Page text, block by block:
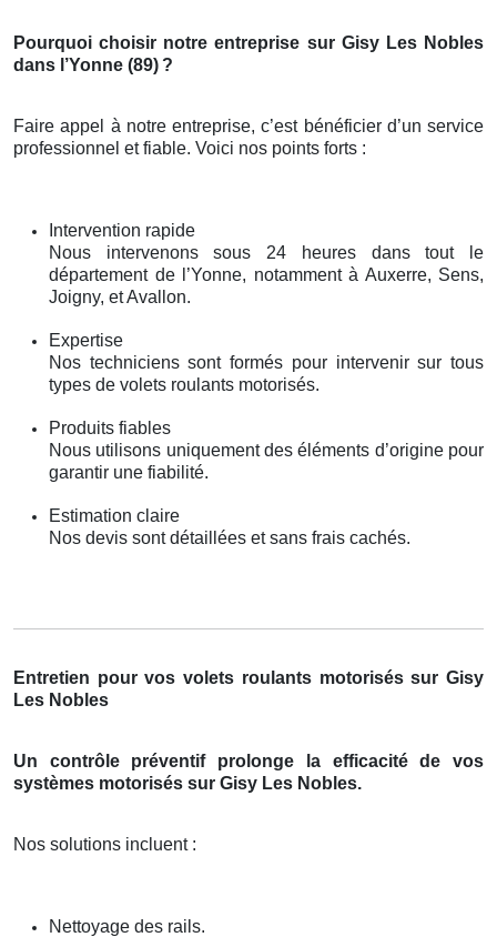
Pourquoi choisir notre entreprise sur Gisy Les Nobles
dans l’Yonne (89) ?
Faire appel à notre entreprise, c’est bénéficier d’un service
professionnel et fiable. Voici nos points forts :
Intervention rapide
Nous intervenons sous 24 heures dans tout le
département de l’Yonne, notamment à Auxerre, Sens,
Joigny, et Avallon.
Expertise
Nos techniciens sont formés pour intervenir sur tous
types de volets roulants motorisés.
Produits fiables
Nous utilisons uniquement des éléments d’origine pour
garantir une fiabilité.
Estimation claire
Nos devis sont détaillées et sans frais cachés.
Entretien pour vos volets roulants motorisés sur Gisy
Les Nobles
Un contrôle préventif prolonge la efficacité de vos
systèmes motorisés sur Gisy Les Nobles.
Nos solutions incluent :
Nettoyage des rails.